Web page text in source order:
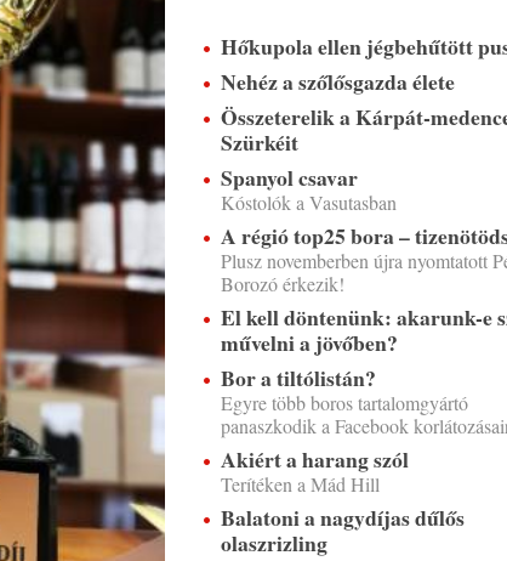
Hőkupola ellen jégbehűtött
Nehéz a szőlősgazda élete
Összeterelik a Kárpát-
Szürkéit
Spanyol csavar
Kóstolók a Vasutasban
A régió top25 bora –
Plusz novemberben újra nyomtatott
Borozó érkezik!
El kell döntenünk: akarunk-e
művelni a jövőben?
Bor a tiltólistán?
Egyre több boros tartalomgyártó
panaszkodik a Facebook
Akiért a harang szól
Terítéken a Mád Hill
Balatoni a nagydíjas dűlős
olaszrizling